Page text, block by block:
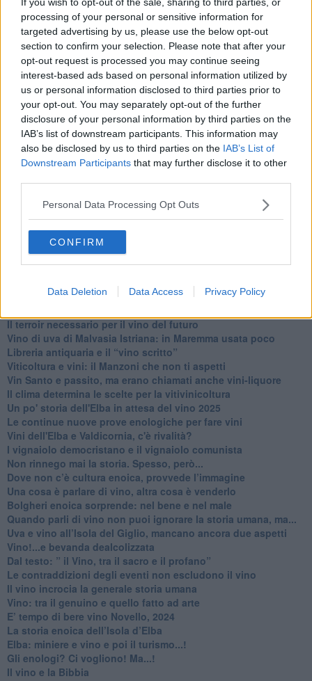
processing of your personal or sensitive information for
targeted advertising by us, please use the below opt-out
section to confirm your selection. Please note that after your
opt-out request is processed you may continue seeing
interest-based ads based on personal information utilized by
us or personal information disclosed to third parties prior to
your opt-out. You may separately opt-out of the further
disclosure of your personal information by third parties on the
IAB’s list of downstream participants. This information may
also be disclosed by us to third parties on the IAB’s List of
Downstream Participants that may further disclose it to other
Personal Data Processing Opt Outs
CONFIRM
Data Deletion Data Access Privacy Policy
Se vuoi leggere le notizie principali della Toscana iscriviti alla
Newsletter QUInews - ToscanaMedia.Arriva gratis tutti i giorni
alle 20:00 direttamente nella tua casella di posta.
Basta cliccareQUI
Fotogallery
Articoli dal Blog “Vignaioli e vini” di Nadio Stronchi
​Che “Odissea sia”
Scuola di vita e creatività
​La volontà di essere “primi”
​I vini della Maremma si stanno arricchendo
Il terroir necessario per il vino del futuro
​Vino di uva di Malvasia Istriana: in Maremma usata poco
​Libreria antiquaria e il “vino scritto”
​Viticoltura e vini: il Manzoni che non ti aspetti
​Vin Santo e passito, ma erano chiamati anche vini-liquore
Il clima determina le scelte per la vitivinicoltura
Un po' storia dell'Elba in attesa del vino 2025
Le continue nuove prove enologiche per fare vini
Vini dell'Elba e Valdicornia, c'è rivalità?
​I vignaiolo democristano e il vignaiolo comunista
​Non rinnego mai la storia. Spesso, però...
​Dove non c’è cultura enoica, provvede l’immagine
​Una cosa è parlare di vino, altra cosa è venderlo
Bolgheri enoica sorprende: nel bene e nel male
​Quando parli di vino non puoi ignorare la storia umana, ma...
Uva e vino all’Isola del Giglio, mancano ancora due aspetti
​Vino!...e bevanda dealcolizzata
​Dal testo: ” il Vino, tra il sacro e il profano”
Le contraddizioni degli eventi non escludono il vino
​Il vino incrocia la generale storia umana
Vino: tra il genuino e quello fatto ad arte
E’ tempo di bere vino Novello, 2024
La storia enoica dell’Isola d’Elba
Elba: miniere e vino e poi il turismo...!
​Gli enologi? Ci vogliono! Ma...!
​Il vino e la Bibbia